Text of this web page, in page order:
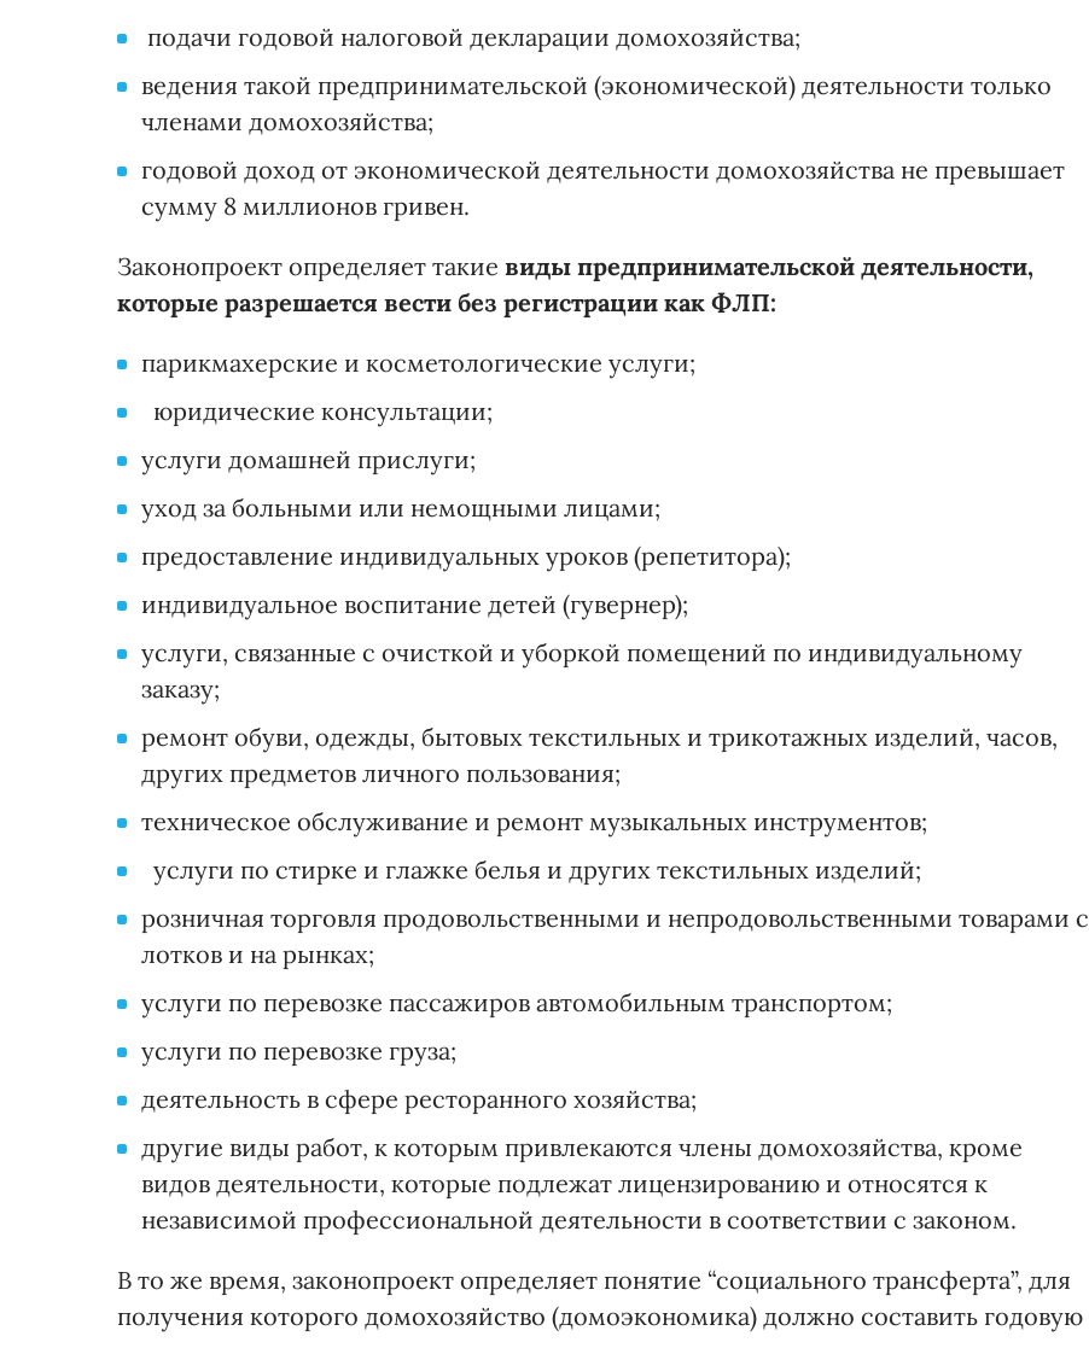
подачи годовой налоговой декларации домохозяйства;
ведения такой предпринимательской (экономической) деятельности только
членами домохозяйства;
годовой доход от экономической деятельности домохозяйства не превышает
сумму 8 миллионов гривен.
Законопроект определяет такие виды предпринимательской деятельности,
которые разрешается вести без регистрации как ФЛП:
парикмахерские и косметологические услуги;
юридические консультации;
услуги домашней прислуги;
уход за больными или немощными лицами;
предоставление индивидуальных уроков (репетитора);
индивидуальное воспитание детей (гувернер);
услуги, связанные с очисткой и уборкой помещений по индивидуальному
заказу;
ремонт обуви, одежды, бытовых текстильных и трикотажных изделий, часов,
других предметов личного пользования;
техническое обслуживание и ремонт музыкальных инструментов;
услуги по стирке и глажке белья и других текстильных изделий;
розничная торговля продовольственными и непродовольственными товарами с
лотков и на рынках;
услуги по перевозке пассажиров автомобильным транспортом;
услуги по перевозке груза;
деятельность в сфере ресторанного хозяйства;
другие виды работ, к которым привлекаются члены домохозяйства, кроме
видов деятельности, которые подлежат лицензированию и относятся к
независимой профессиональной деятельности в соответствии с законом.
В то же время, законопроект определяет понятие “социального трансферта”, для
получения которого домохозяйство (домоэкономика) должно составить годовую